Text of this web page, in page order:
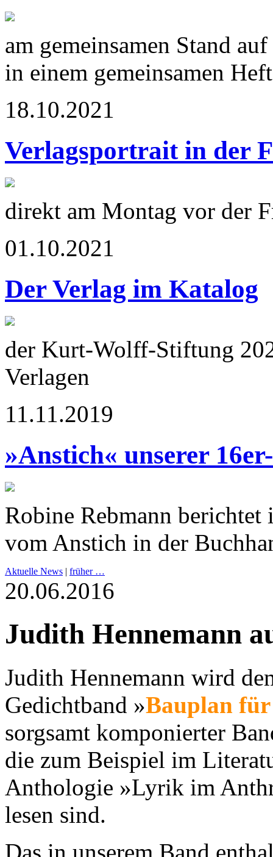
am gemeinsamen Stand
in einem gemeinsamen
18.10.2021
Verlagsportrait in der
direkt am Montag vor der
01.10.2021
Der Verlag im Katalog
der Kurt-Wolff-Stiftung
Verlagen
11.11.2019
»Anstich« unserer
Robine Rebmann
vom Anstich in der
Aktuelle News | früher …
20.06.2016
Judith Hennemann
Judith Hennemann wird
Gedichtband »Bauplan für
sorgsamt komponierter
die zum Beispiel im
Anthologie »Lyrik im
lesen sind.
Das in unserem Band